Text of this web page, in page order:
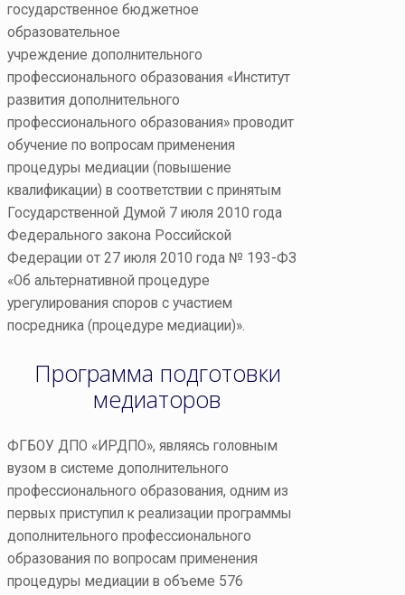
государственное бюджетное
образовательное
учреждение дополнительного
профессионального образования «Институт
развития дополнительного
профессионального образования» проводит
обучение по вопросам применения
процедуры медиации (повышение
квалификации) в соответствии с принятым
Государственной Думой 7 июля 2010 года
Федерального закона Российской
Федерации от 27 июля 2010 года № 193-ФЗ
«Об альтернативной процедуре
урегулирования споров с участием
посредника (процедуре медиации)».
Программа подготовки
медиаторов
ФГБОУ ДПО «ИРДПО», являясь головным
вузом в системе дополнительного
профессионального образования, одним из
первых приступил к реализации программы
дополнительного профессионального
образования по вопросам применения
процедуры медиации в объеме 576